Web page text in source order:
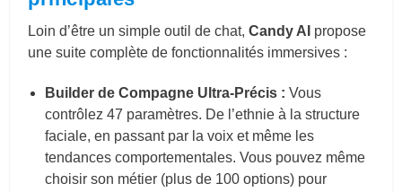
Loin d’être un simple outil de chat,Candy AI propose
une suite complète de fonctionnalités immersives :
Builder de Compagne Ultra-Précis : Vous
contrôlez 47 paramètres. De l’ethnie à la structure
faciale, en passant par la voix et même les
tendances comportementales. Vous pouvez même
choisir son métier (plus de 100 options) pour